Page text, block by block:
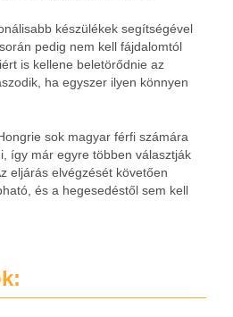
készülékek segítségével
pedig nem kell fájdalomtól
is kellene beletörődnie az
ha egyszer ilyen könnyen
sok magyar férfi számára
így már egyre többen választják
eljárás elvégzését követően
és a hegesedéstől sem kell